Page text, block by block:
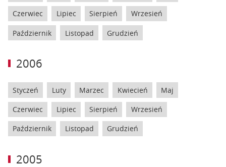
Czerwiec Lipiec Sierpień Wrzesień
Październik Listopad Grudzień
2006
Styczeń Luty Marzec Kwiecień Maj
Czerwiec Lipiec Sierpień Wrzesień
Październik Listopad Grudzień
2005